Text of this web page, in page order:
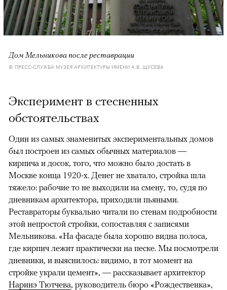
Дом Мельникова после реставрации
© ПРЕСС-СЛУЖБА МУЗЕЯ АРХИТЕКТУРЫ ИМЕНИ А.В. ЩУСЕВА
Эксперимент в стесненных
обстоятельствах
Один из самых знаменитых экспериментальных домов
был построен из самых обычных материалов —
кирпича и досок, того, что можно было достать в
Москве конца 1920-х. Денег не хватало, стройка шла
тяжело: рабочие то не выходили на смену, то, судя по
дневникам архитектора, приходили пьяными.
Реставраторы буквально читали по стенам подробности
этой непростой стройки, сопоставляя с записями
Мельникова. «На фасаде была хорошо видна полоса,
где кирпич лежит практически на песке. Мы посмотрели
дневники, и выяснилось: видимо, в тот момент на
стройке украли цемент», — рассказывает архитектор
Наринэ Тютчева, руководитель бюро «Рождественка»,